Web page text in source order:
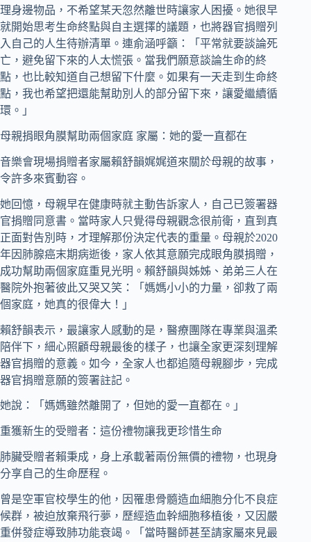
理身邊物品，不希望某天忽然離世時讓家人困擾。她很早
就開始思考生命終點與自主選擇的議題，也將器官捐贈列
入自己的人生待辦清單。連俞涵呼籲：「平常就要談論死
亡，避免留下來的人太慌張。當我們願意談論生命的終
點，也比較知道自己想留下什麼。如果有一天走到生命終
點，我也希望把還能幫助別人的部分留下來，讓愛繼續循
環。」
母親捐眼角膜幫助兩個家庭 家屬：她的愛一直都在
音樂會現場捐贈者家屬賴舒韻娓娓道來關於母親的故事，
令許多來賓動容。
她回憶，母親早在健康時就主動告訴家人，自己已簽署器
官捐贈同意書。當時家人只覺得母親觀念很前衛，直到真
正面對告別時，才理解那份決定代表的重量。母親於2020
年因肺腺癌末期病逝後，家人依其意願完成眼角膜捐贈，
成功幫助兩個家庭重見光明。賴舒韻與姊姊、弟弟三人在
醫院外抱著彼此又哭又笑：「媽媽小小的力量，卻救了兩
個家庭，她真的很偉大！」
賴舒韻表示，最讓家人感動的是，醫療團隊在專業與溫柔
陪伴下，細心照顧母親最後的樣子，也讓全家更深刻理解
器官捐贈的意義。如今，全家人也都追隨母親腳步，完成
器官捐贈意願的簽署註記。
她說：「媽媽雖然離開了，但她的愛一直都在。」
重獲新生的受贈者：這份禮物讓我更珍惜生命
肺臟受贈者賴秉成，身上承載著兩份無價的禮物，也現身
分享自己的生命歷程。
曾是空軍官校學生的他，因罹患骨髓造血細胞分化不良症
候群，被迫放棄飛行夢，歷經造血幹細胞移植後，又因嚴
重併發症導致肺功能衰竭。「當時醫師甚至請家屬來見最